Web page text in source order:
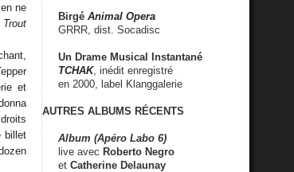
ne
Trout
et
billet
Birgé Animal Opera
GRRR, dist. Socadisc
Un Drame Musical Instantané
TCHAK, inédit enregistré
en 2000, label Klanggalerie
AUTRES ALBUMS RÉCENTS
Album (Apéro Labo 6)
live avec Roberto Negro
et Catherine Delaunay